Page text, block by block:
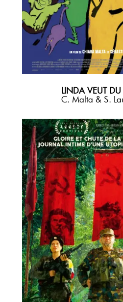
LINDA VEUT DU
C. Malta & S.